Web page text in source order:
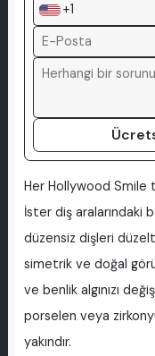
+1
Her Hollywood Smile
İster diş aralarındaki
düzensiz dişleri
simetrik ve doğal
ve benlik algınızı
porselen veya
yakındır.